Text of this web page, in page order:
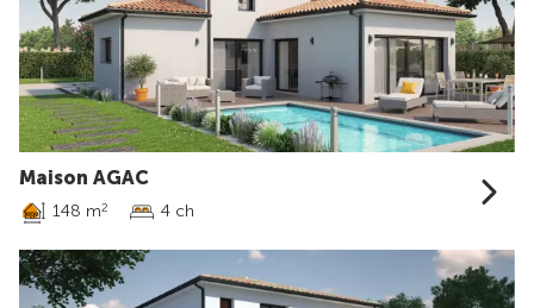
Maison AGAC
148 m2 4 ch